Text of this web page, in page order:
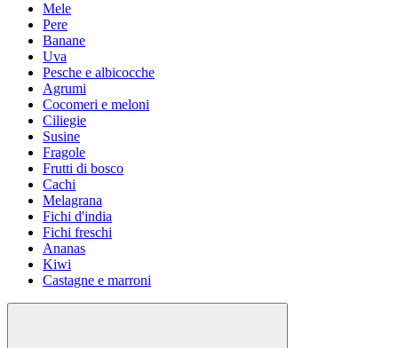
Mele
Pere
Banane
Uva
Pesche e albicocche
Agrumi
Cocomeri e meloni
Ciliegie
Susine
Fragole
Frutti di bosco
Cachi
Melagrana
Fichi d'india
Fichi freschi
Ananas
Kiwi
Castagne e marroni